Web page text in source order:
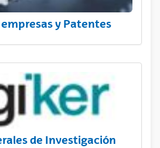
y Patentes
de Investigación